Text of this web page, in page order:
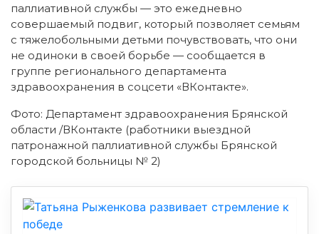
паллиативной службы — это ежедневно
совершаемый подвиг, который позволяет семьям
с тяжелобольными детьми почувствовать, что они
не одиноки в своей борьбе — сообщается в
группе регионального департамента
здравоохранения в соцсети «ВКонтакте».
Фото: Департамент здравоохранения Брянской
области /ВКонтакте (работники выездной
патронажной паллиативной службы Брянской
городской больницы № 2)